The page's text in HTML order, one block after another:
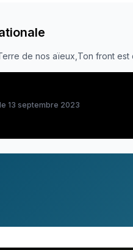
de nos aïeux,Ton front
13 septembre 2023